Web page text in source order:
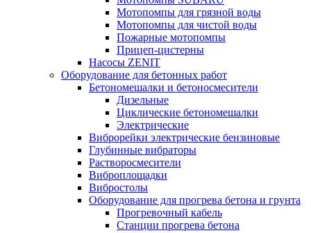
Мотопомпы для грязной воды
Мотопомпы для чистой воды
Пожарные мотопомпы
Прицеп-цистерны
Насосы ZENIT
Оборудование для бетонных работ
Бетономешалки и бетоносмесители
Дизельные
Циклические бетономешалки
Электрические
Виброрейки электрические бензиновые
Глубинные вибраторы
Растворосмесители
Виброплощадки
Вибростолы
Оборудование для прогрева бетона и грунта
Прогревочный кабель
Станции прогрева бетона